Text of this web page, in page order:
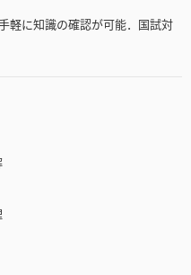
に知識の確認が可能．国試対